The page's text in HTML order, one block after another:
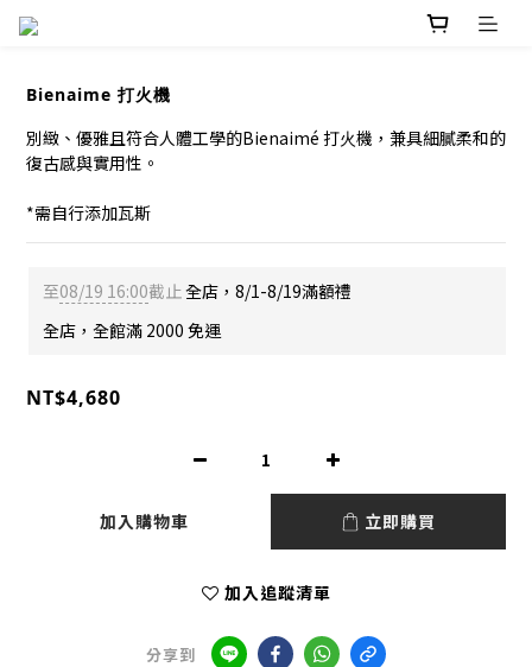
Bienaime 打火機
別緻、優雅且符合⼈體⼯學的Bienaimé 打⽕機，兼具細膩柔和的
復古感與實⽤性。
*需自行添加瓦斯
至08/19 16:00截止全店，8/1-8/19滿額禮
全店，全館滿 2000 免運
NT$4,680
加入購物車 立即購買
加入追蹤清單
分享到